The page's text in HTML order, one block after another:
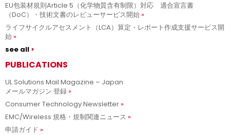
EU包装材規則Article 5（化学物質含有制限）対応 適合宣言書
（DoC）・技術文書のレビューサービス開始
ライフサイクルアセスメント（LCA）算定・レポート作成支援サービス開
始
see all
PUBLICATIONS
UL Solutions Mail Magazine – Japan
メールマガジン 登録
Consumer Technology Newsletter
EMC/Wireless 規格・規制関連ニュース
申請ガイド